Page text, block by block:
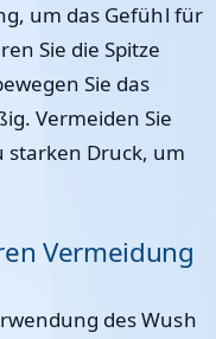
um das Gefühl für
Sie die Spitze
Sie das
Vermeiden Sie
starken Druck, um
Vermeidung
des Wush